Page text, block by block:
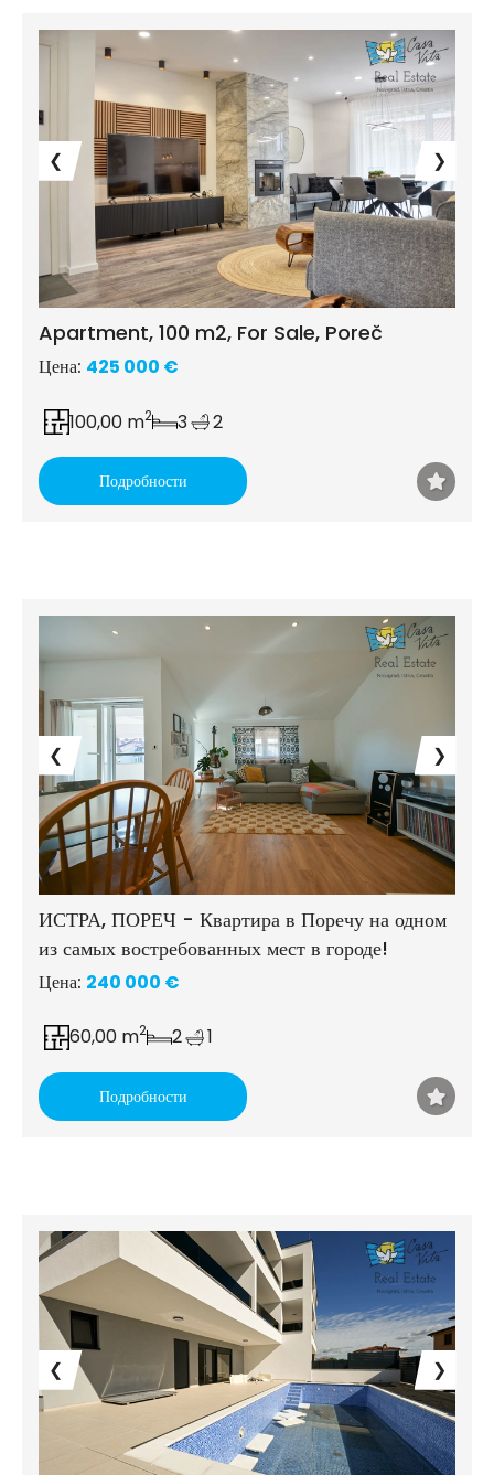
❮ ❯
Apartment, 100 m2, For Sale, Poreč
Цена: 425 000 €
100,00 m2 3 2
Подробности
❮ ❯
ИСТРА, ПОРЕЧ - Квартира в Поречу на одном
из самых востребованных мест в городе!
Цена: 240 000 €
60,00 m2 2 1
Подробности
❮ ❯